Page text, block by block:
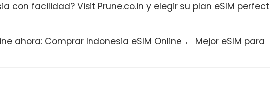
con facilidad? Visit Prune.co.in y elegir su plan eSIM
ahora: Comprar Indonesia eSIM Online ← Mejor eSIM para